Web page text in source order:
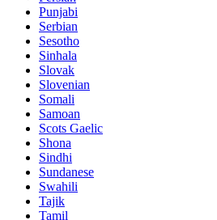
Punjabi
Serbian
Sesotho
Sinhala
Slovak
Slovenian
Somali
Samoan
Scots Gaelic
Shona
Sindhi
Sundanese
Swahili
Tajik
Tamil